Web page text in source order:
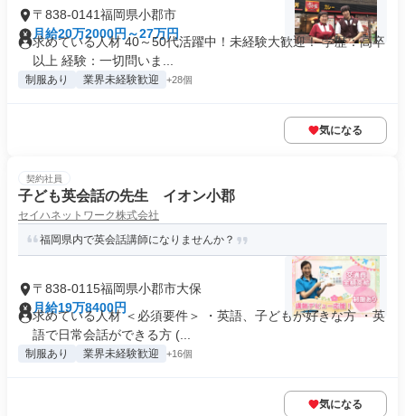
〒838-0141福岡県小郡市
月給20万2000円～27万円
求めている人材 40～50代活躍中！未経験大歓迎！ 学歴：高卒
以上 経験：一切問いま...
制服あり 業界未経験歓迎 +28個
気になる
契約社員
子ども英会話の先生 イオン小郡
セイハネットワーク株式会社
福岡県内で英会話講師になりませんか？
〒838-0115福岡県小郡市大保
月給19万8400円
求めている人材 ＜必須要件＞ ・英語、子どもが好きな方 ・英
語で日常会話ができる方 (...
制服あり 業界未経験歓迎 +16個
気になる